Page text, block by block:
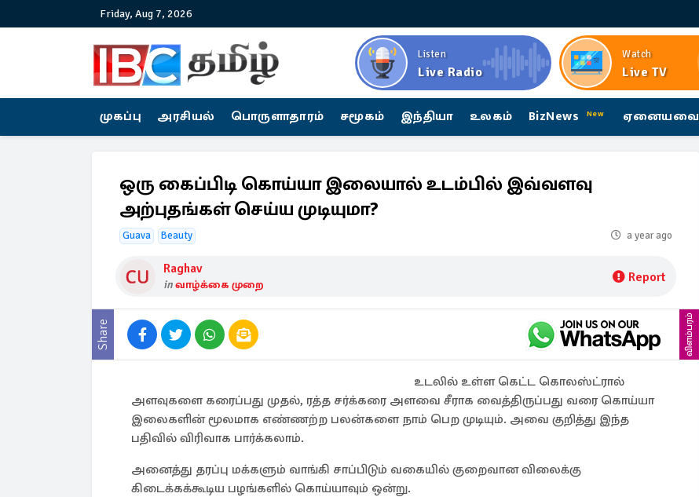
Friday, Aug 7, 2026
Listen
Live Radio
Watch
Live TV
முகப்பு அரசியல் பொருளாதாரம் சமூகம் இந்தியா உலகம் BizNews New ஏனையவை
ஒரு கைப்பிடி கொய்யா இலையால் உடம்பில் இவ்வளவு
அற்புதங்கள் செய்ய முடியுமா?
Guava Beauty a year ago
Raghav
inவாழ்க்கை முறை Report
Share விளம்பரம்
உடலில் உள்ள கெட்ட கொலஸ்ட்ரால்
அளவுகளை கரைப்பது முதல், ரத்த சர்க்கரை அளவை சீராக வைத்திருப்பது வரை கொய்யா
இலைகளின் மூலமாக எண்ணற்ற பலன்களை நாம் பெற முடியும். அவை குறித்து இந்த
பதிவில் விரிவாக பார்க்கலாம்.
அனைத்து தரப்பு மக்களும் வாங்கி சாப்பிடும் வகையில் குறைவான விலைக்கு
கிடைக்கக்கூடிய பழங்களில் கொய்யாவும் ஒன்று.